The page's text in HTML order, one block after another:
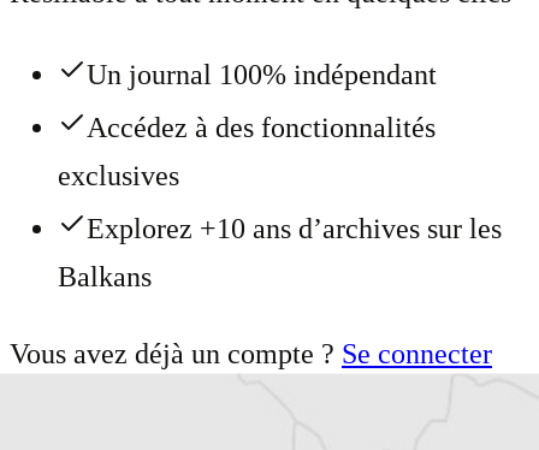
Un journal 100% indépendant
Accédez à des fonctionnalités
exclusives
Explorez +10 ans d’archives sur les
Balkans
Vous avez déjà un compte ? Se connecter